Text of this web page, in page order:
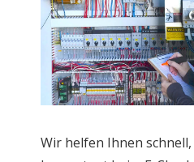
Wir helfen Ihnen